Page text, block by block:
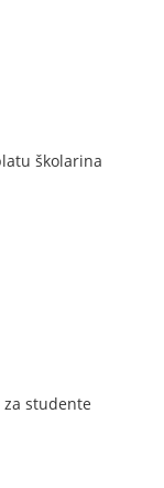
školarina
studente